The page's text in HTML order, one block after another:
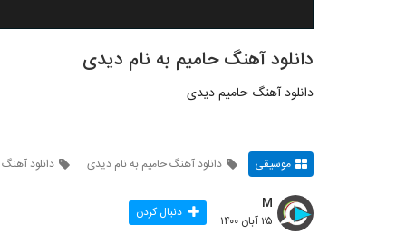
دانلود آهنگ حامیم به نام دیدی
دانلود آهنگ حامیم دیدی
موسیقی دانلود آهنگ حامیم به نام دیدی دانلود
M
۲۵ آبان ۱۴۰۰ دنبال کردن